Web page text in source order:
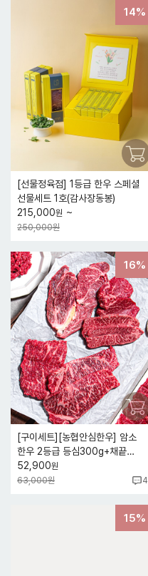
14%
[선물정육점] 1등급 한우 스페셜
선물세트 1호(감사장동봉)
215,000원 ~
250,000원
16%
[구이세트][농협안심한우] 암소
한우 2등급 등심300g+채끝
300g
52,900원
63,000원
4
15%